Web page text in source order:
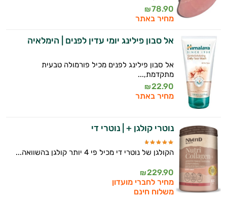
78.90
₪
מחיר באתר
אל סבון פילינג יומי עדין לפנים | הימלאיה
אל סבון פילינג לפנים מכיל פורמולה טבעית
מתקדמת,...
22.90
₪
מחיר באתר
נוטרי קולגן + | נוטרי די
הקולגן של נוטרי די מכיל פי 4 יותר קולגן בהשוואה...
229.90
₪
מחיר לחברי מועדון
משלוח חינם